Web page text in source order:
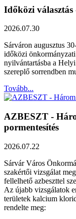
Időközi
2026.07.30
Sárváron augusztus
időközi
nyilvántartásba a
szereplő sorrendben
Tovább...
AZBESZT -
pormentesítés
2026.07.22
Sárvár Város
szakértői vizsgálat
fellelhető azbeszttel
Az újabb vizsgálatok
területek kalcium
rendelte meg: